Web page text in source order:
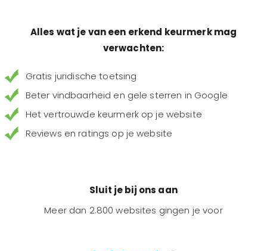
Alles wat je van een erkend keurmerk mag
verwachten:
Gratis juridische toetsing
Beter vindbaarheid en gele sterren in Google
Het vertrouwde keurmerk op je website
Reviews en ratings op je website
Sluit je bij ons aan
Meer dan 2.800 websites gingen je voor